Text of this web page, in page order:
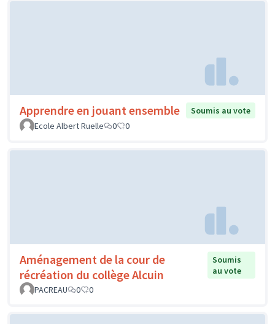
Apprendre en jouant ensemble
Soumis au vote
Ecole Albert Ruelle
0 0
Aménagement de la cour de
récréation du collège Alcuin
Soumis
au vote
PACREAU
0 0